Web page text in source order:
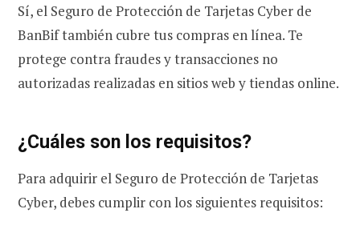
Sí, el Seguro de Protección de Tarjetas Cyber de
BanBif también cubre tus compras en línea. Te
protege contra fraudes y transacciones no
autorizadas realizadas en sitios web y tiendas online.
¿Cuáles son los requisitos?
Para adquirir el Seguro de Protección de Tarjetas
Cyber, debes cumplir con los siguientes requisitos: